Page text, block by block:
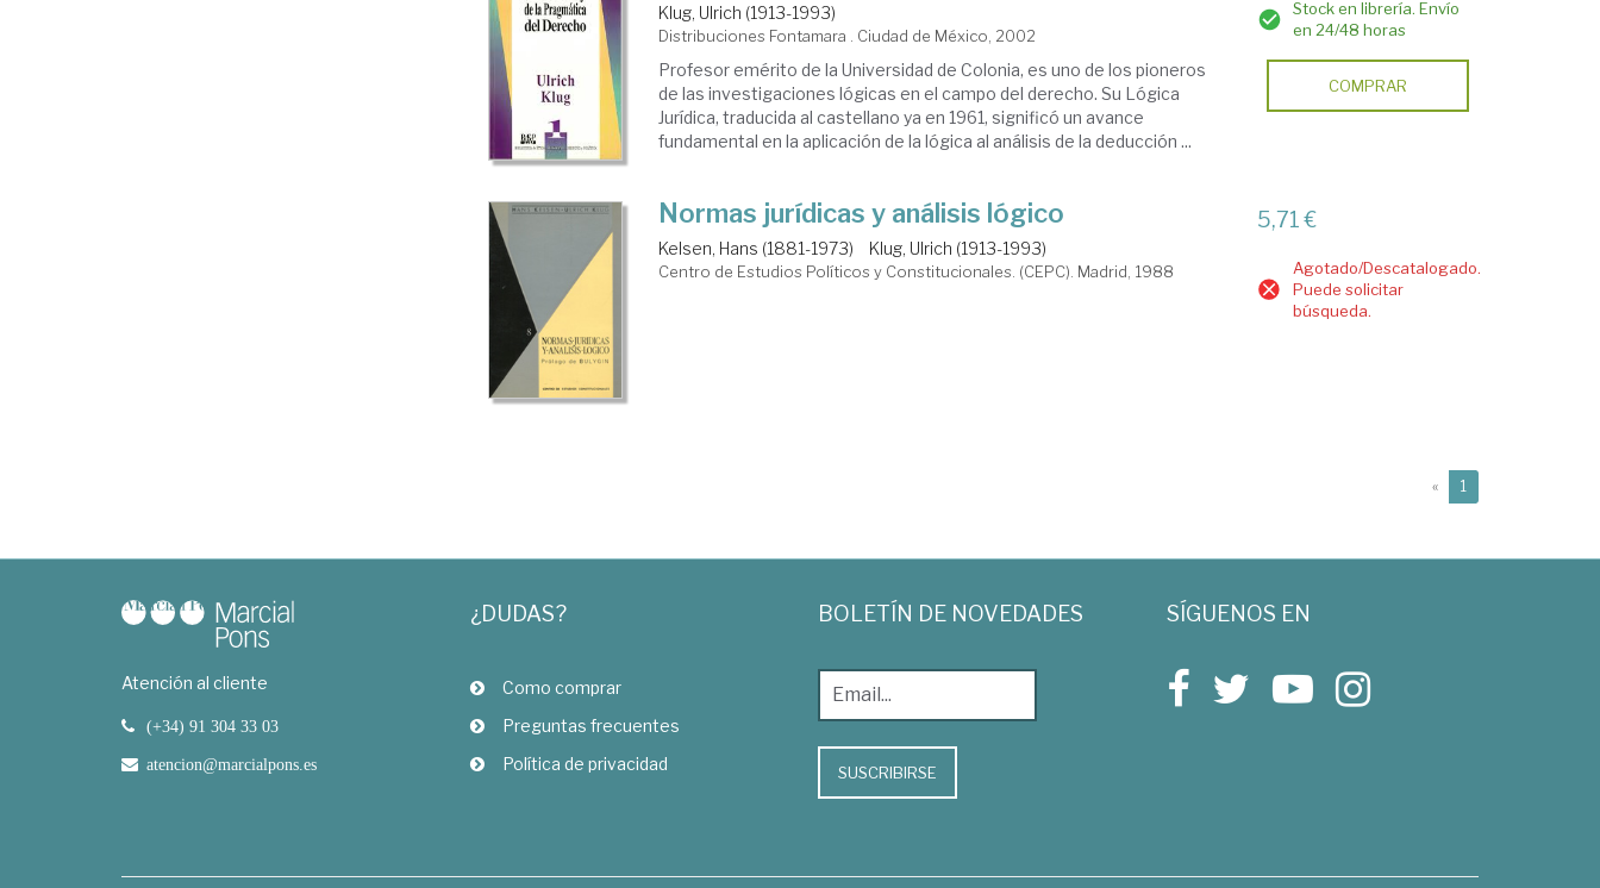
Klug, Ulrich (1913-1993)
Distribuciones Fontamara . Ciudad de México, 2002
Profesor emérito de la Universidad de Colonia, es uno de los pioneros
de las investigaciones lógicas en el campo del derecho. Su Lógica
Jurídica, traducida al castellano ya en 1961, significó un avance
fundamental en la aplicación de la lógica al análisis de la deducción ...
Stock en librería. Envío
en 24/48 horas
COMPRAR
Normas jurídicas y análisis lógico
Kelsen, Hans (1881-1973) Klug, Ulrich (1913-1993)
Centro de Estudios Políticos y Constitucionales. (CEPC). Madrid, 1988
5,71 €
Agotado/Descatalogado.
Puede solicitar
búsqueda.
« 1
Atención al cliente
(+34) 91 304 33 03
atencion@marcialpons.es
¿DUDAS?
Como comprar
Preguntas frecuentes
Política de privacidad
BOLETÍN DE NOVEDADES
SUSCRIBIRSE
SÍGUENOS EN